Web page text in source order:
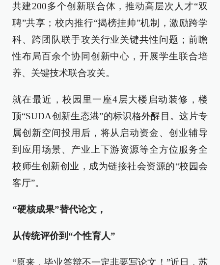
共建200多个创新联合体，推动高层次人才“双
聘”共享；校内推行“揭榜挂帅”机制，激励跨学
科、跨团队联手攻关行业关键共性问题；前瞻
性布局百余个协同创新中心，开展学生联合培
养、关键技术联合攻关。
就在最近，校园里一座4层大楼启动装修，楼
顶“SUDA创新生态港”的标识格外醒目。这片专
属创新空间投用后，将从启动资金、创业辅导
到应用场景、产业上下游资源等全方位服务全
校师生创新创业，成为链接社会资源的“校园会
客厅”。
“硬核成果”替代论文，
从传统评价到“个性育人”
“原来，毕业答辩不一定非要写论文！”近日，苏